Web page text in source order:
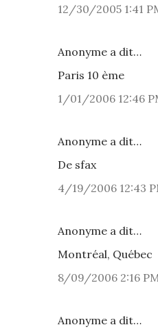
12/30/2005 1:41
Anonyme a dit…
Paris 10 ème
1/01/2006 12:46
Anonyme a dit…
De sfax
4/19/2006 12:43
Anonyme a dit…
Montréal, Québec
8/09/2006 2:16
Anonyme a dit…